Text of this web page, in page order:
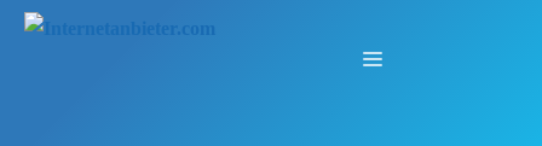
Zum
Menü